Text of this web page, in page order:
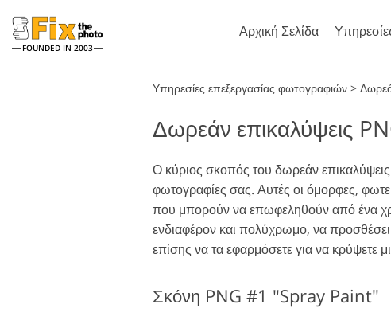
FOUNDED IN 2003
Αρχική Σελίδα
Lightroom
Προεπιλογές Lightroom
συλλογές LR
Προεπιλογές καλύτερης
προσφοράς
Προεπιλογές για κινητά
Δράσεις
Υφές
Actions
Υπηρεσίες επεξεργασίας φωτογραφιών >
Δωρεάν επικαλύψεις
Ο κύριος σκοπός του δωρεάν
φωτογραφίες σας. Αυτές οι όμορφες,
που μπορούν να επωφεληθούν από ένα
ενδιαφέρον και πολύχρωμο, να
επίσης να τα εφαρμόσετε για να κρύψετε
Σκόνη PNG #1 "Spray Paint"